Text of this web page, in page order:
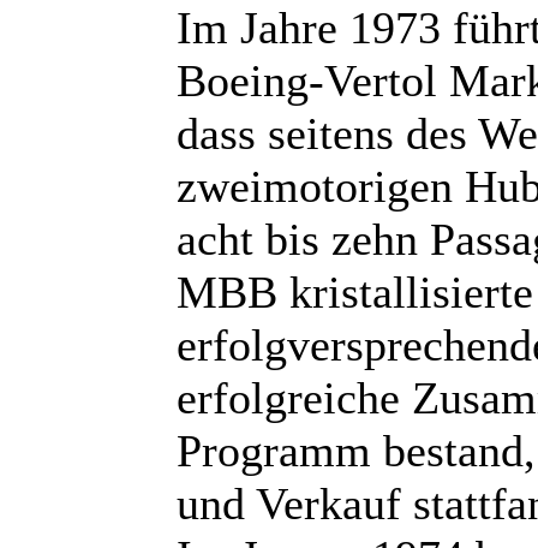
Im Jahre 1973
Boeing-Vertol
dass seitens des
zweimotorigen
acht bis zehn
MBB
erfolgreiche
Programm
und Verkauf